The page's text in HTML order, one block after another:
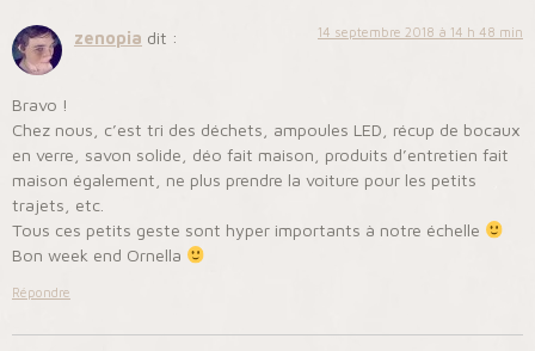
zenopia dit : 14 septembre 2018 à 14 h 48 min
Bravo !
Chez nous, c’est tri des déchets, ampoules LED, récup de bocaux
en verre, savon solide, déo fait maison, produits d’entretien fait
maison également, ne plus prendre la voiture pour les petits
trajets, etc.
Tous ces petits geste sont hyper importants à notre échelle
Bon week end Ornella
Répondre